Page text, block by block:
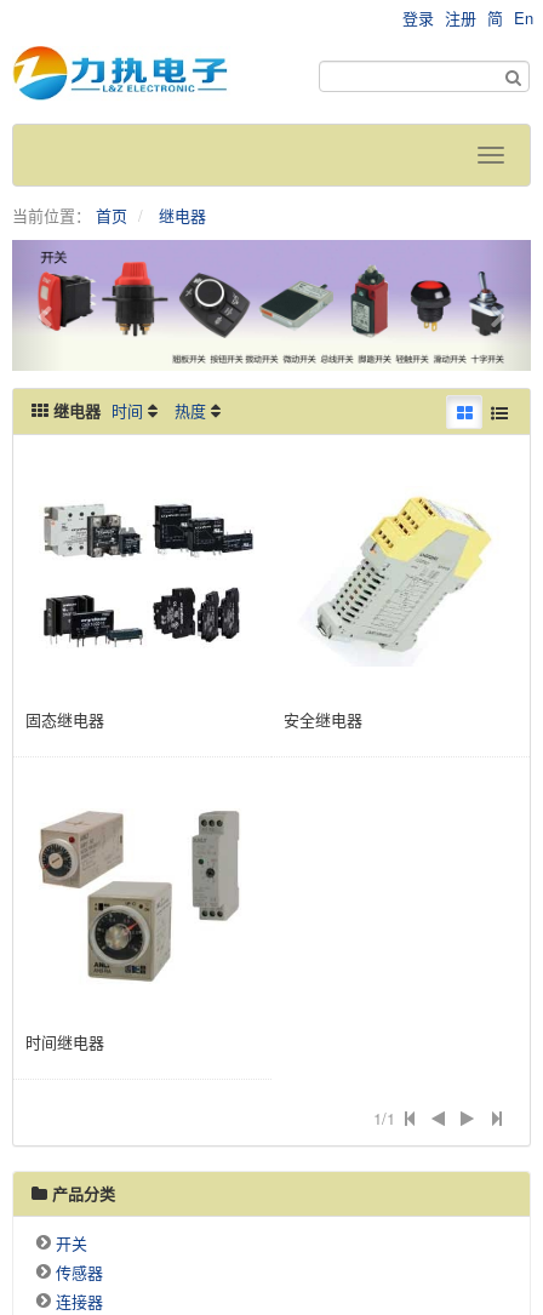
登录 注册 简 En
当前位置： 首页 继电器
继电器 时间 热度
固态继电器 安全继电器
时间继电器
1/1
产品分类
开关
传感器
连接器